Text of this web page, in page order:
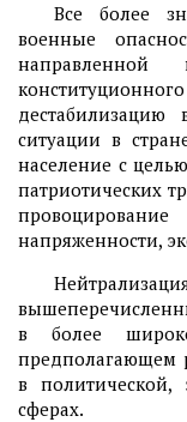
Все более
военные
направленной
дестабилизацию
ситуации в
население с
патриотических
напряженности,
в более
предполагающем
в политической,
сферах.